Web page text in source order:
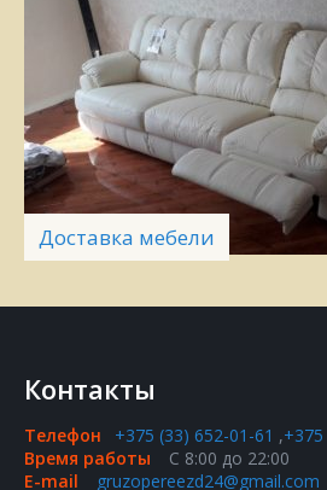
Доставка мебели
Контакты
Телефон +375 (33) 652-01-61 ,
Время работы
С 8:00 до 22:00
E-mail
gruzopereezd24@gmail.com